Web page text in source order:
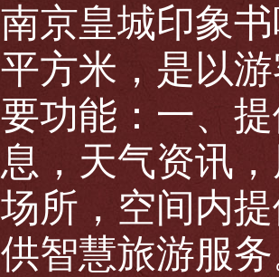
南京皇城印象
平方米，是以
要功能：一、
息，天气资讯
场所，空间内
供智慧旅游服